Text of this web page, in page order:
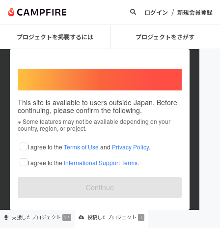
ログイン / 新規会員登録
プロジェクトを掲載するには プロジェクトをさがす
This site is available to users outside Japan. Before
continuing, please confirm the following.
※ Some features may not be available depending on your
country, region, or project.
I agree to the Terms of Use and Privacy Policy.
I agree to the International Support Terms.
Continue
まだたまご
これまでに27回支援して1件のプロジェクトを投稿しています
在住国：日本 現在地：未設定
出身国：日本 出身地：未設定
支援したプロジェクト 27 投稿したプロジェクト 1